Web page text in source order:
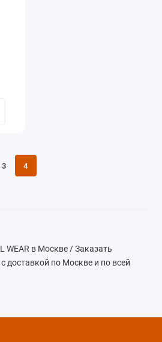
3 4
WEAR в Москве / Заказать
доставкой по Москве и по всей